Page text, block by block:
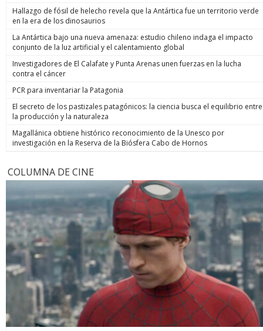
Hallazgo de fósil de helecho revela que la Antártica fue un territorio verde
en la era de los dinosaurios
La Antártica bajo una nueva amenaza: estudio chileno indaga el impacto
conjunto de la luz artificial y el calentamiento global
Investigadores de El Calafate y Punta Arenas unen fuerzas en la lucha
contra el cáncer
PCR para inventariar la Patagonia
El secreto de los pastizales patagónicos: la ciencia busca el equilibrio entre
la producción y la naturaleza
Magallánica obtiene histórico reconocimiento de la Unesco por
investigación en la Reserva de la Biósfera Cabo de Hornos
COLUMNA DE CINE